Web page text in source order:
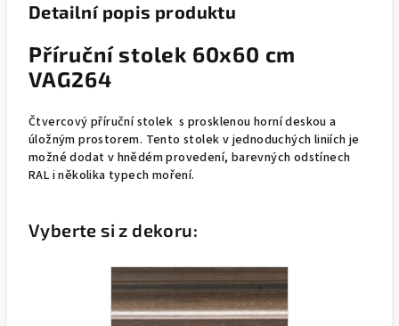
Detailní popis produktu
Příruční stolek 60x60 cm
VAG264
Čtvercový příruční stolek s prosklenou horní deskou a
úložným prostorem. Tento stolek v jednoduchých liniích je
možné dodat v hnědém provedení, barevných odstínech
RAL i několika typech moření.
Vyberte si z dekoru: